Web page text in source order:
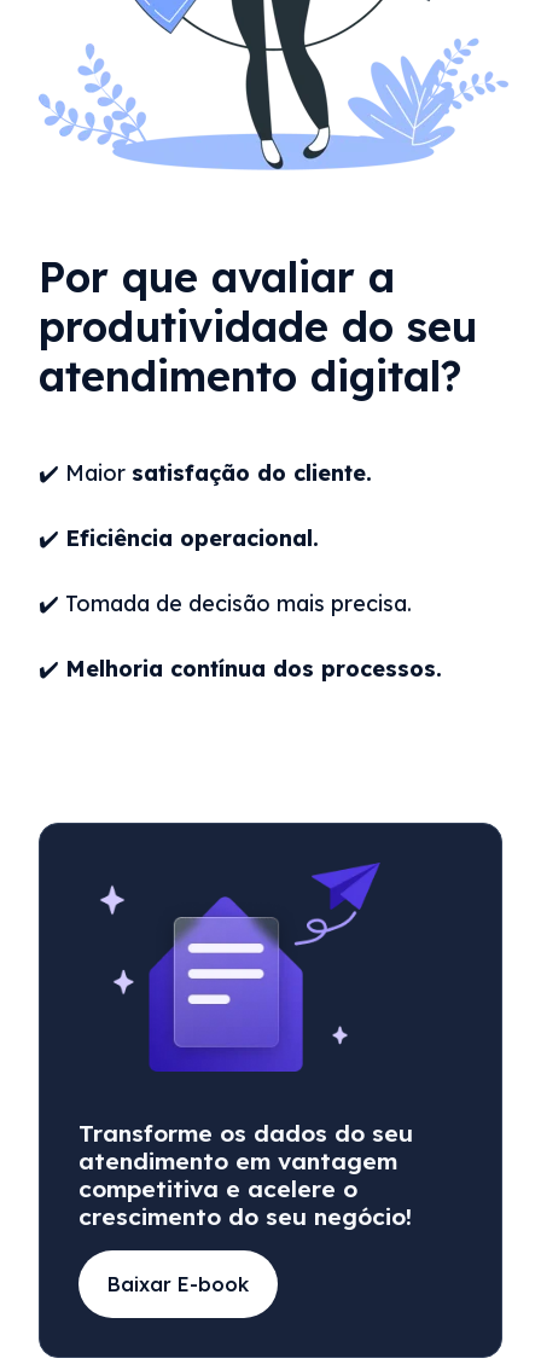
Por que avaliar a
produtividade do seu
atendimento digital?
✔️ Maior satisfação do cliente.
✔️ Eficiência operacional.
✔️ Tomada de decisão mais precisa.
✔️ Melhoria contínua dos processos.
Transforme os dados do seu
atendimento em vantagem
competitiva e acelere o
crescimento do seu negócio!
Baixar E-book